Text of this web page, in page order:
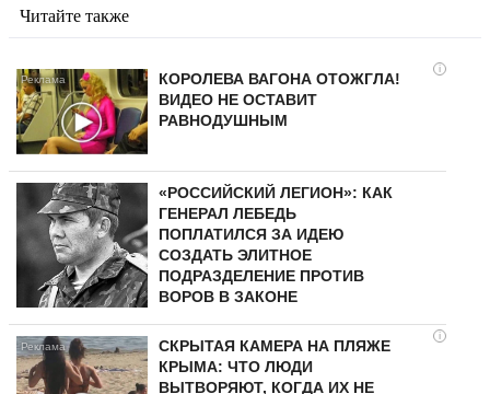
Читайте также
i
КОРОЛЕВА ВАГОНА ОТОЖГЛА!
ВИДЕО НЕ ОСТАВИТ
РАВНОДУШНЫМ
«РОССИЙСКИЙ ЛЕГИОН»: КАК
ГЕНЕРАЛ ЛЕБЕДЬ
ПОПЛАТИЛСЯ ЗА ИДЕЮ
СОЗДАТЬ ЭЛИТНОЕ
ПОДРАЗДЕЛЕНИЕ ПРОТИВ
ВОРОВ В ЗАКОНЕ
i
СКРЫТАЯ КАМЕРА НА ПЛЯЖЕ
КРЫМА: ЧТО ЛЮДИ
ВЫТВОРЯЮТ, КОГДА ИХ НЕ